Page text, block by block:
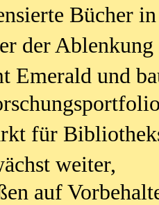
Bücher
der Ablenkung
Emerald und
für
weiter,
auf